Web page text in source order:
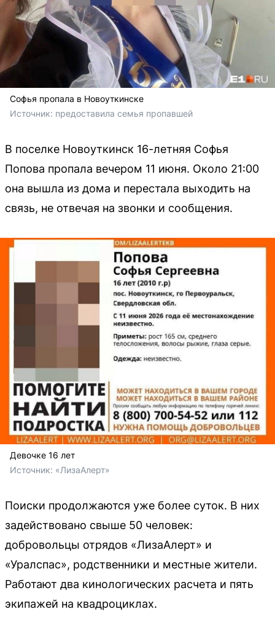
Софья пропала в Новоуткинске
Источник: предоставила семья пропавшей
В поселке Новоуткинск 16-летняя Софья
Попова пропала вечером 11 июня. Около 21:00
она вышла из дома и перестала выходить на
связь, не отвечая на звонки и сообщения.
Девочке 16 лет
Источник: «ЛизаАлерт»
Поиски продолжаются уже более суток. В них
задействовано свыше 50 человек:
добровольцы отрядов «ЛизаАлерт» и
«Уралспас», родственники и местные жители.
Работают два кинологических расчета и пять
экипажей на квадроциклах.